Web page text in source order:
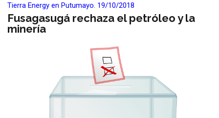
Tierra Energy en Putumayo. 19/10/2018
Fusagasugá rechaza el petróleo y la
minería